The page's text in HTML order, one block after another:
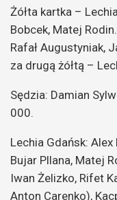
Żółta kartka –
Bobcek, Matej
Rafał Augustyniak,
za drugą żółtą –
Sędzia: Damian
000.
Lechia Gdańsk:
Bujar Pllana, Matej
Iwan Żelizko, Rifet
Anton Carenko),